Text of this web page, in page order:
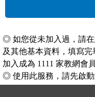
◎ 如您從未加入過，請
及其他基本資料，填寫
加入成為 1111 家教網會員
◎ 使用此服務，請先啟動